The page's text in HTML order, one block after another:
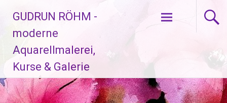
Inhalt
springen
GUDRUN RÖHM -
moderne
Aquarellmalerei,
Kurse & Galerie